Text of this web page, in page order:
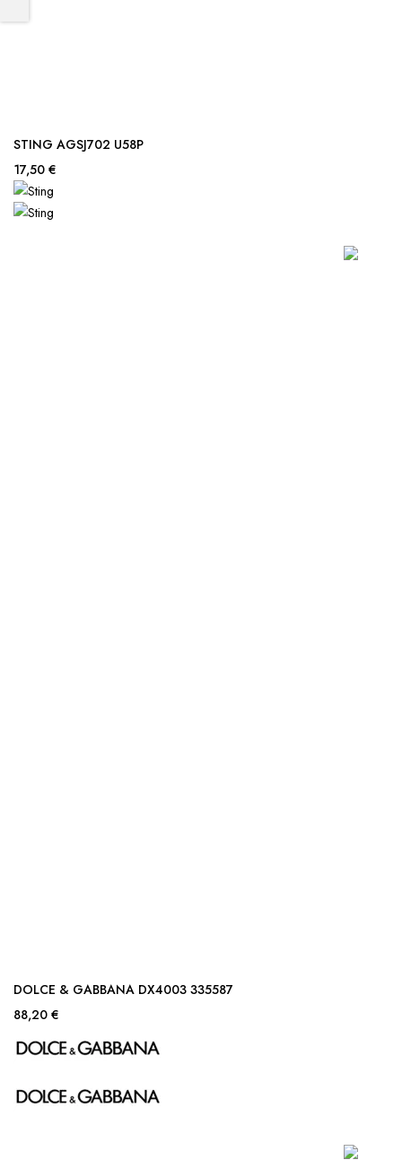
STING AGSJ702 U58P
17,50 €
DOLCE & GABBANA DX4003 335587
88,20 €